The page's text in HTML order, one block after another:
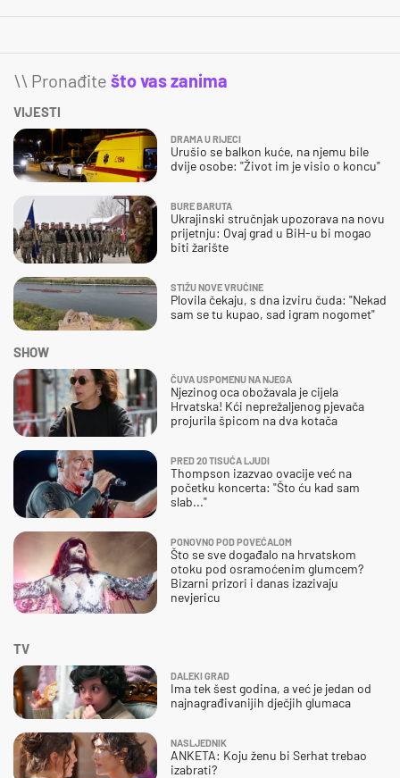
\\ Pronađite što vas zanima
VIJESTI
DRAMA U RIJECI
Urušio se balkon kuće, na njemu bile
dvije osobe: "Život im je visio o koncu"
BURE BARUTA
Ukrajinski stručnjak upozorava na novu
prijetnju: Ovaj grad u BiH-u bi mogao
biti žarište
STIŽU NOVE VRUĆINE
Plovila čekaju, s dna izviru čuda: "Nekad
sam se tu kupao, sad igram nogomet"
SHOW
ČUVA USPOMENU NA NJEGA
Njezinog oca obožavala je cijela
Hrvatska! Kći neprežaljenog pjevača
projurila špicom na dva kotača
PRED 20 TISUĆA LJUDI
Thompson izazvao ovacije već na
početku koncerta: "Što ću kad sam
slab..."
PONOVNO POD POVEĆALOM
Što se sve događalo na hrvatskom
otoku pod osramoćenim glumcem?
Bizarni prizori i danas izazivaju
nevjericu
TV
DALEKI GRAD
Ima tek šest godina, a već je jedan od
najnagrađivanijih dječjih glumaca
NASLJEDNIK
ANKETA: Koju ženu bi Serhat trebao
izabrati?